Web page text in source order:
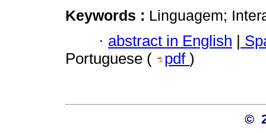
Keywords : Linguagem;
· abstract in English |
Portuguese (
pdf )
©